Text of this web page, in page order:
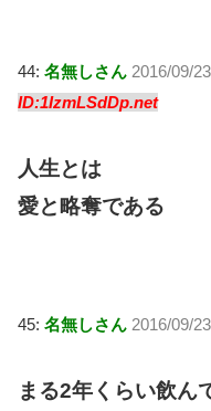
44: 名無しさん 2016/09/
ID:1IzmLSdDp.net
人生とは
愛と略奪である
45: 名無しさん 2016/09/
まる2年くらい飲ん